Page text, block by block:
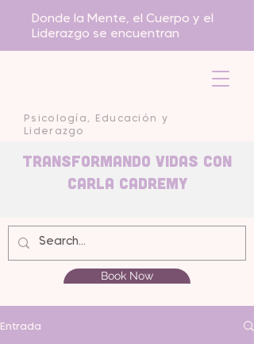
Psicología, Educación y
Liderazgo
Donde la Mente, el Cuerpo y el
Liderazgo se encuentran
Transformando Vidas con
carla Cadremy
Book Now
Entrada